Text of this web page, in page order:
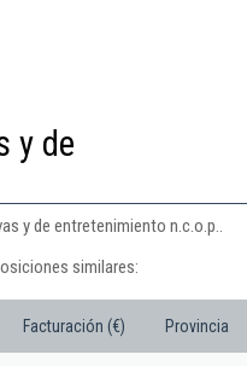
y de
y de entretenimiento n.c.o.p..
similares:
Facturación (€) Provincia